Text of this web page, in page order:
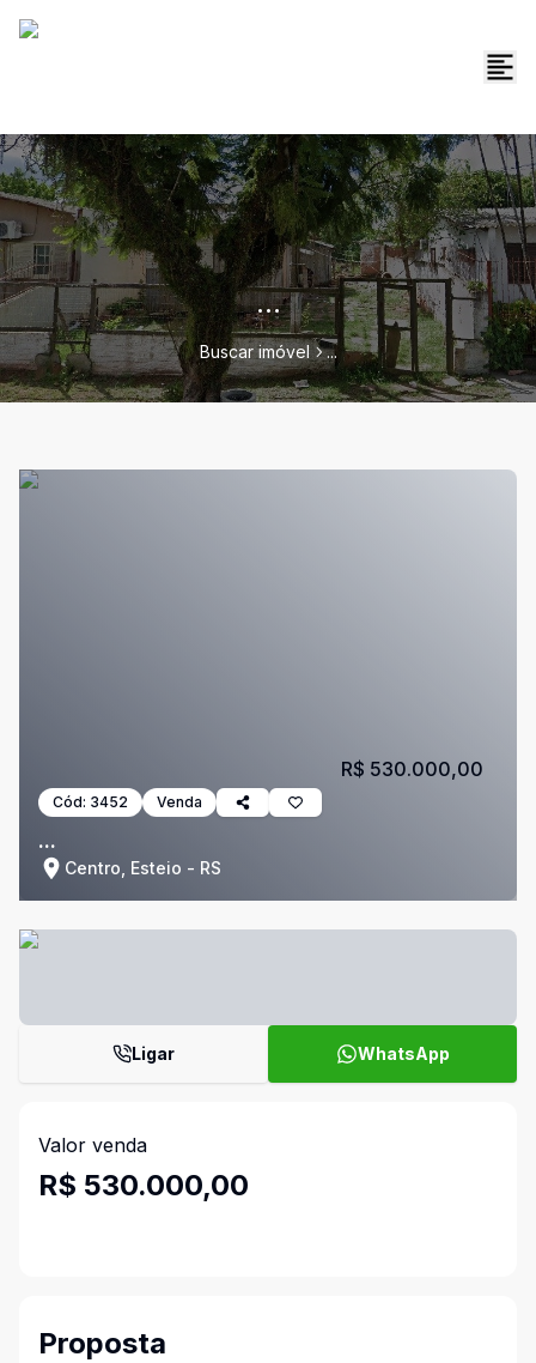
...
Buscar imóvel ...
Cód: 3452 Venda
...
Centro, Esteio - RS
R$ 530.000,00
Ligar WhatsApp
Valor venda
R$ 530.000,00
Proposta